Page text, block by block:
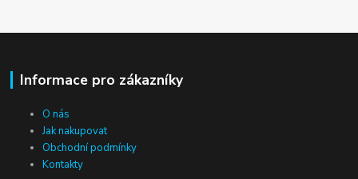
Informace pro zákazníky
O nás
Jak nakupovat
Obchodní podmínky
Kontakty